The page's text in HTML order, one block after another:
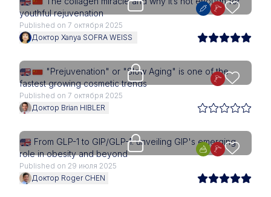
youthful rejuvenation
Published on 7 октября 2025
Доктор Xanya SOFRA WEISS
Upgrade needed
"Prejuvenation" or "Slow Aging" is one of the
fastest growing cosmetic trends
Published on 7 октября 2025
Доктор Brian HIBLER
Upgrade needed
From GLP-1 to GIP/GLP-1: unveiling GIP's emerging
role in obesity and beyond
Published on 29 июля 2025
Доктор Roger CHEN